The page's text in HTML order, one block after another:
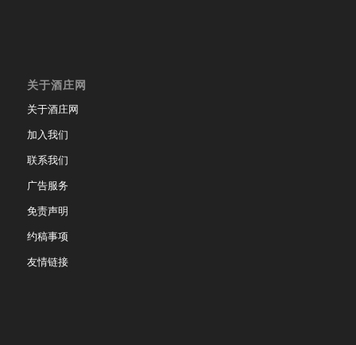
关于酒庄网
关于酒庄网
加入我们
联系我们
广告服务
免责声明
约稿事项
友情链接